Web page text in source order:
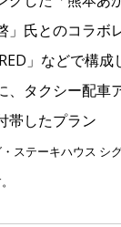
」氏とのコラボ
」などで構
、タクシー配車
帯したプラン
ステーキハウス シ